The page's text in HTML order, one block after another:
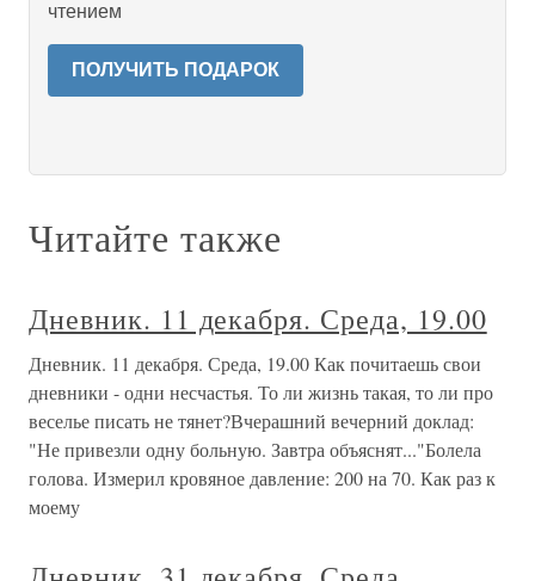
чтением
ПОЛУЧИТЬ ПОДАРОК
Читайте также
Дневник. 11 декабря. Среда, 19.00
Дневник. 11 декабря. Среда, 19.00 Как почитаешь свои
дневники - одни несчастья. То ли жизнь такая, то ли про
веселье писать не тянет?Вчерашний вечерний доклад:
"Не привезли одну больную. Завтра объяснят..."Болела
голова. Измерил кровяное давление: 200 на 70. Как раз к
моему